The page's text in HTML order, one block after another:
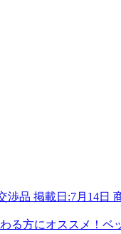
渉品 掲載日:7月14日
る方にオススメ！ベ